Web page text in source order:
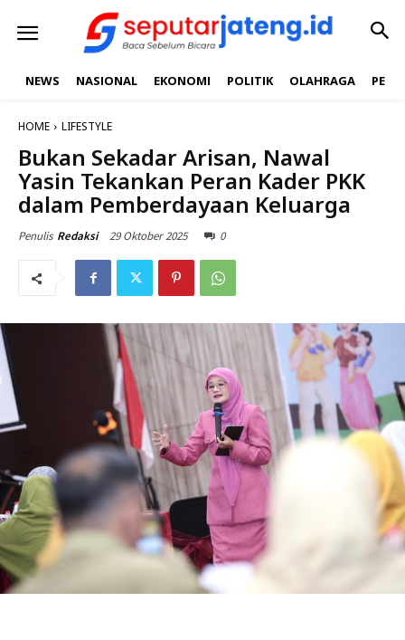
NEWS NASIONAL EKONOMI POLITIK OLAHRAGA
HOME LIFESTYLE
Bukan Sekadar Arisan, Nawal
Yasin Tekankan Peran Kader PKK
dalam Pemberdayaan Keluarga
Penulis Redaksi 29 Oktober 2025 0